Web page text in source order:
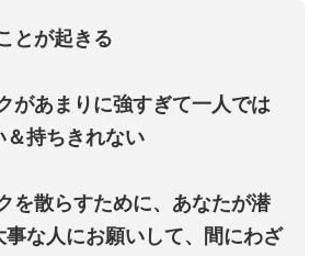
とが起きる
あまりに強すぎて一人では
持ちきれない
散らすために、あなたが潜
な人にお願いして、間にわざ